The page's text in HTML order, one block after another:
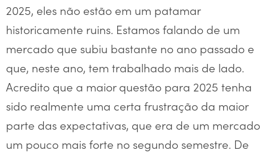
2025, eles não estão em um patamar
historicamente ruins. Estamos falando de um
mercado que subiu bastante no ano passado e
que, neste ano, tem trabalhado mais de lado.
Acredito que a maior questão para 2025 tenha
sido realmente uma certa frustração da maior
parte das expectativas, que era de um mercado
um pouco mais forte no segundo semestre. De